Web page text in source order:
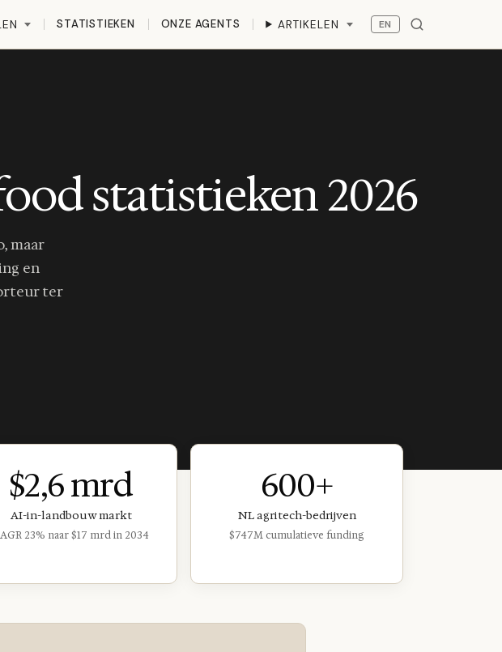
STATISTIEKEN ONZE AGENTS ARTIKELEN EN
statistieken 2026
maar
en
ter
$2,6 mrd
AI-in-landbouw markt
23% naar $17 mrd in 2034
600+
NL agritech-bedrijven
$747M cumulatieve funding